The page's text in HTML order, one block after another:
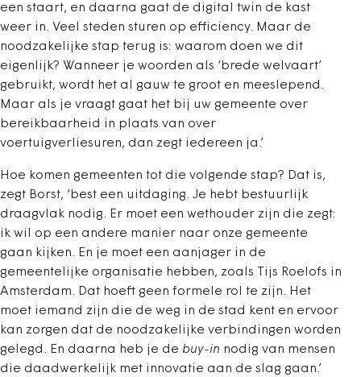
een staart, en daarna gaat de digital twin de kast
weer in. Veel steden sturen op efficiency. Maar de
noodzakelijke stap terug is: waarom doen we dit
eigenlijk? Wanneer je woorden als ‘brede welvaart’
gebruikt, wordt het al gauw te groot en meeslepend.
Maar als je vraagt gaat het bij uw gemeente over
bereikbaarheid in plaats van over
voertuigverliesuren, dan zegt iedereen ja.’
Hoe komen gemeenten tot die volgende stap? Dat is,
zegt Borst, ‘best een uitdaging. Je hebt bestuurlijk
draagvlak nodig. Er moet een wethouder zijn die zegt:
ik wil op een andere manier naar onze gemeente
gaan kijken. En je moet een aanjager in de
gemeentelijke organisatie hebben, zoals Tijs Roelofs in
Amsterdam. Dat hoeft geen formele rol te zijn. Het
moet iemand zijn die de weg in de stad kent en ervoor
kan zorgen dat de noodzakelijke verbindingen worden
gelegd. En daarna heb je de buy-in nodig van mensen
die daadwerkelijk met innovatie aan de slag gaan.’